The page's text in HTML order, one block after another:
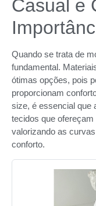
Casual e
Quando se trata de
fundamental.
ótimas opções, pois
proporcionam
size, é essencial que
tecidos que
valorizando as
conforto.